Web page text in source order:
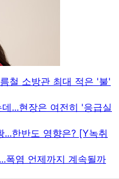
철 소방관 최대 적은 '불'
...현장은 여전히 '응급실
한반도 영향은? [Y녹취
폭염 언제까지 계속될까